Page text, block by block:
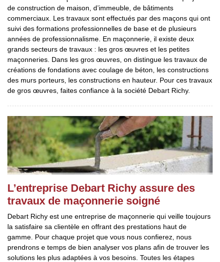
de construction de maison, d’immeuble, de bâtiments
commerciaux. Les travaux sont effectués par des maçons qui ont
suivi des formations professionnelles de base et de plusieurs
années de professionnalisme. En maçonnerie, il existe deux
grands secteurs de travaux : les gros œuvres et les petites
maçonneries. Dans les gros œuvres, on distingue les travaux de
créations de fondations avec coulage de béton, les constructions
des murs porteurs, les constructions en hauteur. Pour ces travaux
de gros œuvres, faites confiance à la société Debart Richy.
L’entreprise Debart Richy assure des
travaux de maçonnerie soigné
Debart Richy est une entreprise de maçonnerie qui veille toujours
la satisfaire sa clientèle en offrant des prestations haut de
gamme. Pour chaque projet que vous nous confierez, nous
prendrons e temps de bien analyser vos plans afin de trouver les
solutions les plus adaptées à vos besoins. Toutes les étapes